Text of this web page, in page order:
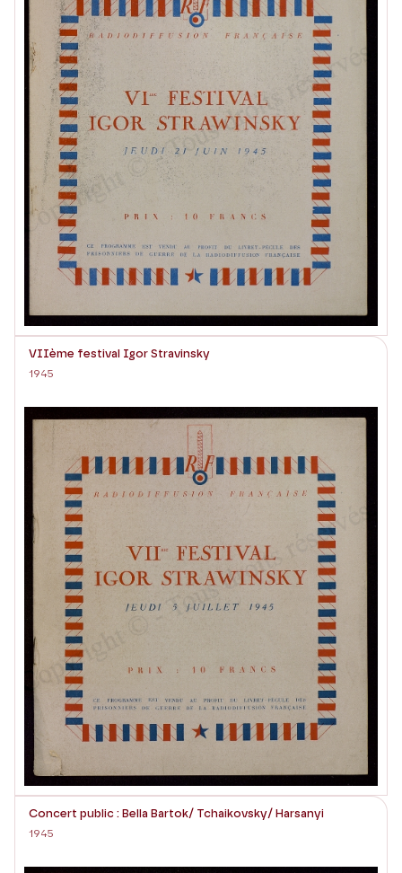
VIIème festival Igor Stravinsky
1945
Concert public : Bella Bartok/ Tchaikovsky/ Harsanyi
1945